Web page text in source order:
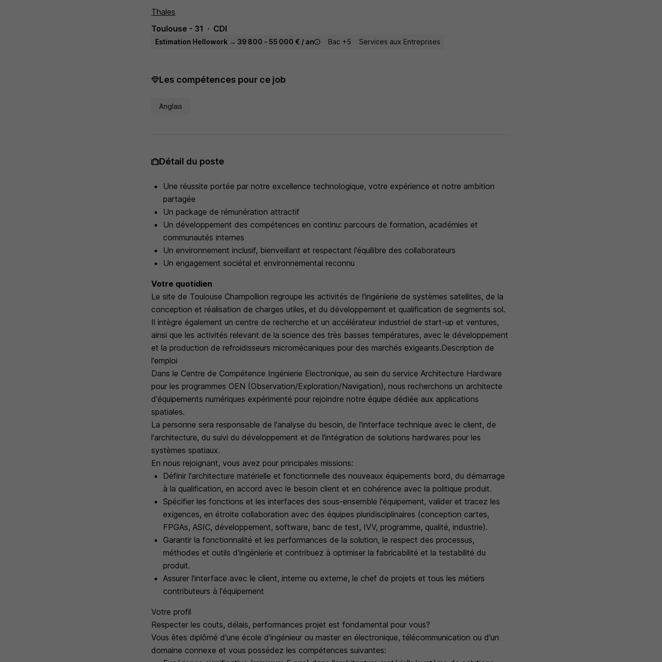
Thales
Toulouse - 31
CDI
Estimation Hellowork → 39 800 - 55 000 € / an Bac +5 Services aux Entreprises
Les compétences pour ce job
Anglais
Détail du poste
Une réussite portée par notre excellence technologique, votre expérience et notre ambition
partagée
Un package de rémunération attractif
Un développement des compétences en continu: parcours de formation, académies et
communautés internes
Un environnement inclusif, bienveillant et respectant l'équilibre des collaborateurs
Un engagement sociétal et environnemental reconnu
Votre quotidien
Le site de Toulouse Champollion regroupe les activités de l'ingénierie de systèmes satellites, de la
conception et réalisation de charges utiles, et du développement et qualification de segments sol.
Il intègre également un centre de recherche et un accélérateur industriel de start-up et ventures,
ainsi que les activités relevant de la science des très basses températures, avec le développement
et la production de refroidisseurs micromécaniques pour des marchés exigeants.Description de
l'emploi
Dans le Centre de Compétence Ingénierie Electronique, au sein du service Architecture Hardware
pour les programmes OEN (Observation/Exploration/Navigation), nous recherchons un architecte
d'équipements numériques expérimenté pour rejoindre notre équipe dédiée aux applications
spatiales.
La personne sera responsable de l'analyse du besoin, de l'interface technique avec le client, de
l'architecture, du suivi du développement et de l'intégration de solutions hardwares pour les
systèmes spatiaux.
En nous rejoignant, vous avez pour principales missions:
Définir l'architecture matérielle et fonctionnelle des nouveaux équipements bord, du démarrage
à la qualification, en accord avec le besoin client et en cohérence avec la politique produit.
Spécifier les fonctions et les interfaces des sous-ensemble l'équipement, valider et tracez les
exigences, en étroite collaboration avec des équipes pluridisciplinaires (conception cartes,
FPGAs, ASIC, développement, software, banc de test, IVV, programme, qualité, industrie).
Garantir la fonctionnalité et les performances de la solution, le respect des processus,
méthodes et outils d'ingénierie et contribuez à optimiser la fabricabilité et la testabilité du
produit.
Assurer l'interface avec le client, interne ou externe, le chef de projets et tous les métiers
contributeurs à l'équipement
Votre profil
Respecter les couts, délais, performances projet est fondamental pour vous?
Vous êtes diplômé d'une école d'ingénieur ou master en électronique, télécommunication ou d'un
domaine connexe et vous possédez les compétences suivantes: